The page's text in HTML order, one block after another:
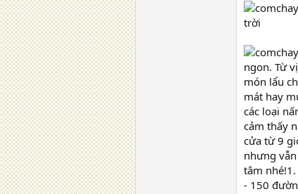
trời
ngon. Từ
món lẩu
mát hay
các loại
cảm thấy
cửa từ 9
nhưng
tâm nhé!1.
- 150